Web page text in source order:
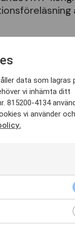
gång
ut på
som
Att bäras av
i vår
⭐️Se
data som lagras
vi inhämta ditt
815200-4134
vi använder och